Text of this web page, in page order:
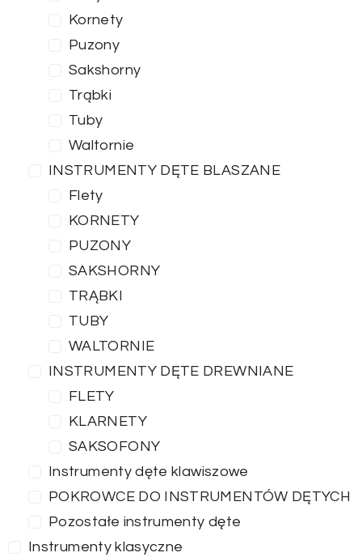
Kornety
Puzony
Sakshorny
Trąbki
Tuby
Waltornie
INSTRUMENTY DĘTE BLASZANE
Flety
KORNETY
PUZONY
SAKSHORNY
TRĄBKI
TUBY
WALTORNIE
INSTRUMENTY DĘTE DREWNIANE
FLETY
KLARNETY
SAKSOFONY
Instrumenty dęte klawiszowe
POKROWCE DO INSTRUMENTÓW DĘTYCH
Pozostałe instrumenty dęte
Instrumenty klasyczne